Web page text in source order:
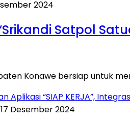
2024
Satpol
Konawe bersiap untuk
17 Desember 2024